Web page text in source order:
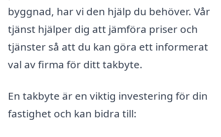
byggnad, har vi den hjälp du behöver. Vår
tjänst hjälper dig att jämföra priser och
tjänster så att du kan göra ett informerat
val av firma för ditt takbyte.
En takbyte är en viktig investering för din
fastighet och kan bidra till: